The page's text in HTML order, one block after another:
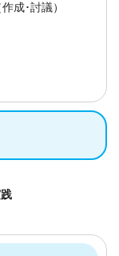
成･討議）